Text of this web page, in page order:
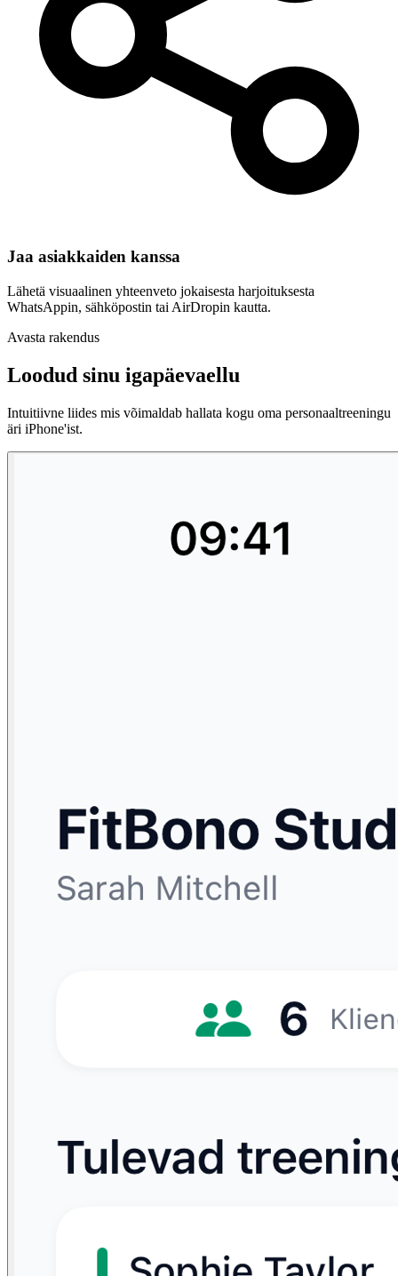
Jaa asiakkaiden kanssa
Lähetä visuaalinen yhteenveto jokaisesta harjoituksesta
WhatsAppin, sähköpostin tai AirDropin kautta.
Avasta rakendus
Loodud sinu igapäevaellu
Intuitiivne liides mis võimaldab hallata kogu oma personaaltreeningu
äri iPhone'ist.